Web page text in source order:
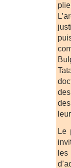
Le
les